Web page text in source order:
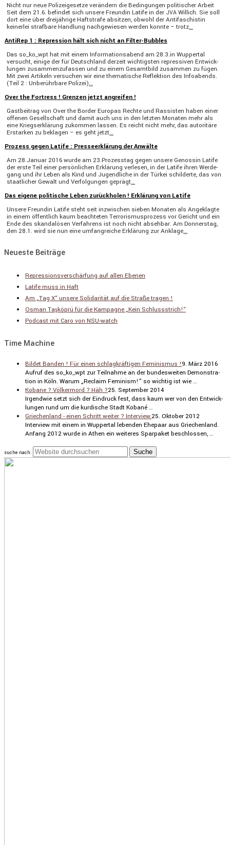
Nicht nur neue Polizei­ge­setze verän­dern die Bedin­gungen politi­scher Arbeit
Seit dem 21.6. befindet sich unsere Freundin Latife in der JVA Willich. Sie soll
dort eine über dreijäh­rige Haftstrafe absitzen, obwohl der Antifa­schistin
keinerlei straf­bare Handlung nachge­wiesen werden konnte – trotz…
AntiRep 1 : Repression hält sich nicht an Filter-Bubbles
Das so_ko_wpt hat mit einem Infor­ma­ti­ons­abend am 28.3.in Wuppertal
versucht, einige der für Deutsch­land derzeit wichtigsten repres­siven Entwick­
lungen zusam­men­zu­fassen und zu einem Gesamt­bild zusammen zu fügen.
Mit zwei Artikeln versu­chen wir eine thema­ti­sche Reflek­tion des Infoabends.
(Teil 2 : Unberühr­bare Polizei)…
Over the Fortress ! Grenzen jetzt angreifen !
Gastbei­trag von Over the Border Europas Rechte und Rassisten haben einer
offenen Gesell­schaft und damit auch uns in den letzten Monaten mehr als
eine Kriegs­er­klä­rung zukommen lassen. Es reicht nicht mehr, das autori­täre
Erstarken zu beklagen – es geht jetzt…
Prozess gegen Latife : Presseerklärung der Anwälte
Am 28.Januar 2016 wurde am 23.Prozesstag gegen unsere Genossin Latife
der erste Teil einer persön­li­chen Erklä­rung verlesen, in der Latife ihren Werde­
gang und ihr Leben als Kind und Jugend­liche in der Türkei schil­derte, das von
staat­li­cher Gewalt und Verfol­gungen geprägt…
Das eigene politische Leben zurückholen ! Erklärung von Latife
Unsere Freundin Latife steht seit inzwi­schen sieben Monaten als Angeklagte
in einem öffent­lich kaum beach­teten Terro­ris­mus­pro­zess vor Gericht und ein
Ende des skanda­lösen Verfah­rens ist noch nicht absehbar. Am Donnerstag,
den 28.1. wird sie nun eine umfang­reiche Erklä­rung zur Anklage…
Neueste Beiträge
Repressionsverschärfung auf allen Ebenen
Latife muss in Haft
Am „Tag X“ unsere Solidarität auf die Straße tragen !
Osman Taşköprü für die Kampagne „Kein Schlussstrich!“
Podcast mit Caro von NSU-watch
Time Machine
Bildet Banden ! Für einen schlagkräftigen Feminismus !9. März 2016
Aufruf des so_ko_wpt zur Teilnahme an der bundes­weiten Demons­tra­
tion in Köln. Warum „Reclaim Feminism!” so wichtig ist wie …
Kobane ? Völkermord ? Häh ?25. September 2014
Irgendwie setzt sich der Eindruck fest, dass kaum wer von den Entwick­
lungen rund um die kurdi­sche Stadt Kobané …
Griechenland - einen Schritt weiter ? Interview.25. Oktober 2012
Inter­view mit einem in Wuppertal lebenden Ehepaar aus Griechen­land.
Anfang 2012 wurde in Athen ein weiteres Sparpaket beschlossen, …
suche nach: